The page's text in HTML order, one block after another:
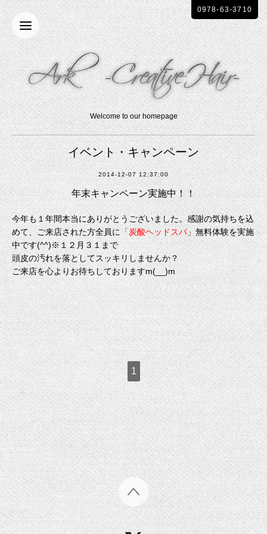
Welcome to our homepage
0978-63-3710
イベント・キャンペーン
2014-12-07 12:37:00
年末キャンペーン実施中！！
今年も１年間本当にありがとうございました。感謝の気持ちを込
めて、ご来店された方全員に「炭酸ヘッドスパ」無料体験を実施
中です(^^)※１２月３１まで
頭皮の汚れを落としてスッキリしませんか？
ご来店を心よりお待ちしておりますm(__)m
1